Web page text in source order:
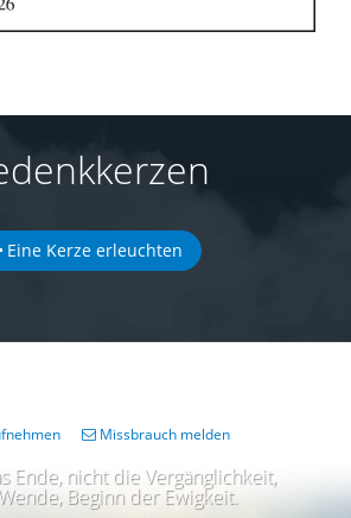
Eine Kerze erleuchten
Ende, nicht die Vergänglichkeit,
Beginn der Ewigkeit.
Missbrauch melden